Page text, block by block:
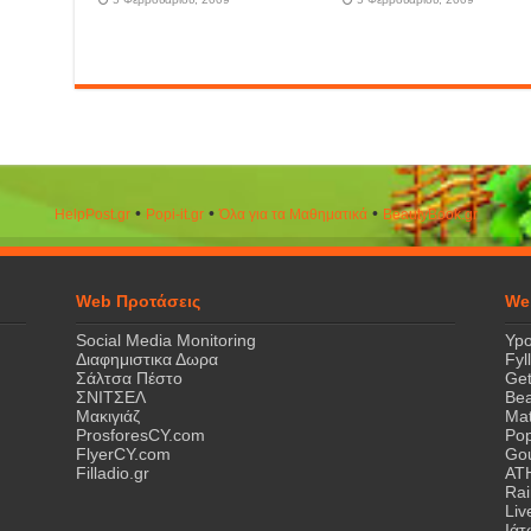
HelpPost.gr• Popi-it.gr•Όλα για τα Μαθηματικά• ΒeautyΒook.gr
Web Προτάσεις
Social Media Monitoring
Διαφημιστικα Δωρα
Σάλτσα Πέστο
ΣΝΙΤΣΕΛ
Μακιγιάζ
ProsforesCY.com
FlyerCY.com
Filladio.gr